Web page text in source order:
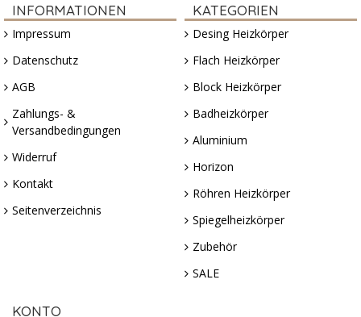
INFORMATIONEN
Impressum
Datenschutz
AGB
Zahlungs- &
Versandbedingungen
Widerruf
Kontakt
Seitenverzeichnis
KATEGORIEN
Desing Heizkörper
Flach Heizkörper
Block Heizkörper
Badheizkörper
Aluminium
Horizon
Röhren Heizkörper
Spiegelheizkörper
Zubehör
SALE
KONTO